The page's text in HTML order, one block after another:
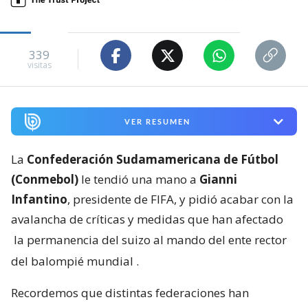
339
visitas
VER RESUMEN
La Confederación Sudamamericana de Fútbol
(Conmebol) le tendió una mano a Gianni
Infantino, presidente de FIFA, y pidió acabar con la
avalancha de críticas y medidas que han afectado
la permanencia del suizo al mando del ente rector
del balompié mundial .
Recordemos que distintas federaciones han